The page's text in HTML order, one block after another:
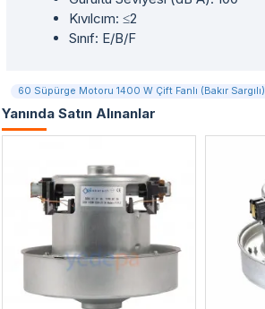
Kıvılcım: ≤2
Sınıf: E/B/F
60 Süpürge Motoru 1400 W Çift Fanlı (Bakır Sargılı)
Yanında Satın Alınanlar